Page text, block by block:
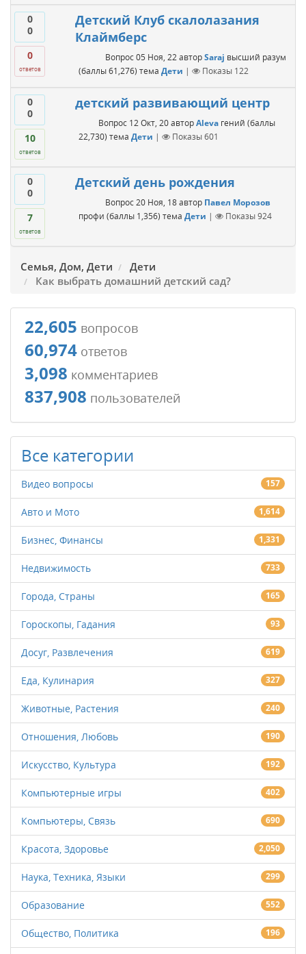
0
0
0
ответов
Детский Клуб скалолазания
Клаймберс
Вопрос 05 Ноя, 22 авторSaraj высший разум
(баллы61,276) тема Дети | Показы 122
0
0
10
ответов
детский развивающий центр
Вопрос 12 Окт, 20 авторAleva гений (баллы
22,730) тема Дети | Показы601
0
0
7
ответов
Детский день рождения
Вопрос 20 Ноя, 18 автор Павел Морозов
профи (баллы 1,356) тема Дети | Показы924
Семья, Дом, Дети
Дети
Как выбрать домашний детский сад?
22,605 вопросов
60,974 ответов
3,098 комментариев
837,908 пользователей
Все категории
Видео вопросы 157
Авто и Мото 1,614
Бизнес, Финансы 1,331
Недвижимость 733
Города, Страны 165
Гороскопы, Гадания 93
Досуг, Развлечения 619
Еда, Кулинария 327
Животные, Растения 240
Отношения, Любовь 190
Искусство, Культура 192
Компьютерные игры 402
Компьютеры, Связь 690
Красота, Здоровье 2,050
Наука, Техника, Языки 299
Образование 552
Общество, Политика 196